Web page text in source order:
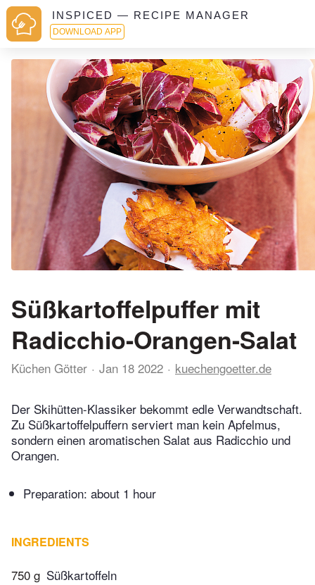
INSPICED — RECIPE MANAGER
DOWNLOAD APP
Süßkartoffelpuffer mit
Radicchio-Orangen-Salat
Küchen Götter Jan 18 2022 kuechengoetter.de
Der Skihütten-Klassiker bekommt edle Verwandtschaft.
Zu Süßkartoffelpuffern serviert man kein Apfelmus,
sondern einen aromatischen Salat aus Radicchio und
Orangen.
Preparation: about 1 hour
INGREDIENTS
750 g Süßkartoffeln